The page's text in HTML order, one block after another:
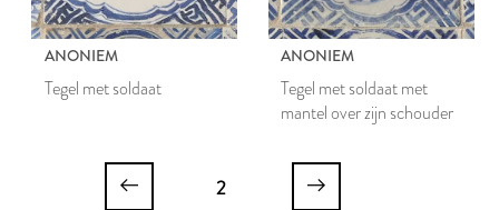
ANONIEM
Tegel met soldaat
ANONIEM
Tegel met soldaat met
mantel over zijn schouder
2